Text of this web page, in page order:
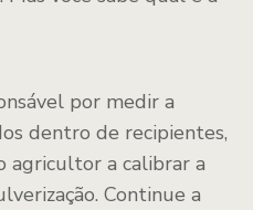
por medir a
dentro de recipientes,
agricultor a calibrar a
Continue a